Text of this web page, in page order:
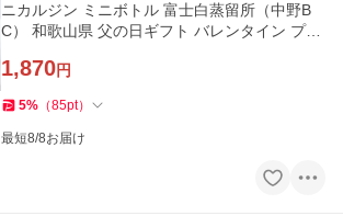
ニカルジン ミニボトル 富士白蒸留所（中野B
C） 和歌山県 父の日ギフト バレンタイン プチ
1,870円
5% （85pt）
最短8/8お届け